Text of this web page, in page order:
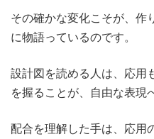
その確かな変化こそが、作
に物語っているのです。
設計図を読める人は、応用
を握ることが、自由な表現
配合を理解した手は、応用